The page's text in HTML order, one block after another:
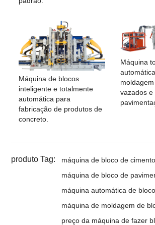
Máquina de blocos
inteligente e totalmente
automática para
fabricação de produtos de
concreto.
Máquina
vazados e
produto Tag:
máquina de bloco de cimento
máquina de bloco de
máquina automática de
máquina de moldagem de
preço da máquina de fazer